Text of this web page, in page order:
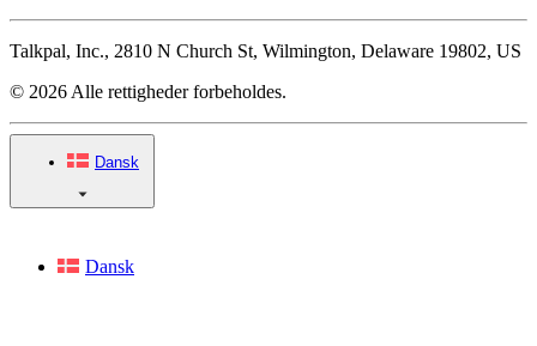
Talkpal, Inc., 2810 N Church St, Wilmington, Delaware 19802, US
© 2026 Alle rettigheder forbeholdes.
Dansk
Dansk